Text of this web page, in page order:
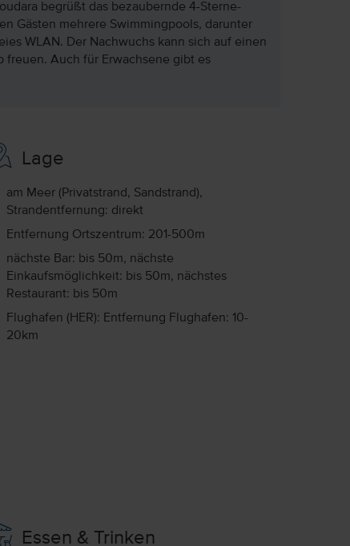
begrüßt das bezaubernde 4-Sterne-
Gästen mehrere Swimmingpools, darunter
WLAN. Der Nachwuchs kann sich auf einen
freuen. Auch für Erwachsene gibt es
Lage
am Meer (Privatstrand, Sandstrand),
Strandentfernung: direkt
Entfernung Ortszentrum: 201-500m
nächste Bar: bis 50m, nächste
Einkaufsmöglichkeit: bis 50m, nächstes
Restaurant: bis 50m
Flughafen (HER): Entfernung Flughafen: 10-
20km
Essen & Trinken